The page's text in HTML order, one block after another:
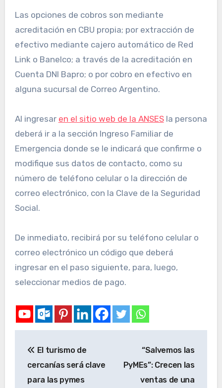
Las opciones de cobros son mediante
acreditación en CBU propia; por extracción de
efectivo mediante cajero automático de Red
Link o Banelco; a través de la acreditación en
Cuenta DNI Bapro; o por cobro en efectivo en
alguna sucursal de Correo Argentino.
Al ingresar en el sitio web de la ANSESla persona
deberá ir a la sección Ingreso Familiar de
Emergencia donde se le indicará que confirme o
modifique sus datos de contacto, como su
número de teléfono celular o la dirección de
correo electrónico, con la Clave de la Seguridad
Social.
De inmediato, recibirá por su teléfono celular o
correo electrónico un código que deberá
ingresar en el paso siguiente, para, luego,
seleccionar medios de pago.
El turismo de
cercanías será clave
para las pymes
“Salvemos las
PyMEs”: Crecen las
ventas de una